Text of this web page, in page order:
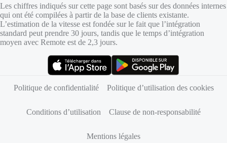
Les chiffres indiqués sur cette page sont basés sur des données internes
qui ont été compilées à partir de la base de clients existante.
L’estimation de la vitesse est fondée sur le fait que l’intégration
standard peut prendre 30 jours, tandis que le temps d’intégration
moyen avec Remote est de 2,3 jours.
Politique de confidentialité
Politique d’utilisation des cookies
Conditions d’utilisation Clause de non-responsabilité
Mentions légales